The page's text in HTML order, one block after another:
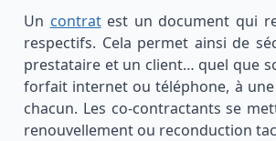
Un contratest un document qui
respectifs. Cela permet ainsi de
prestataire et un client… quel que
forfait internet ou téléphone, à
chacun. Les co-contractants se
renouvellement ou reconduction